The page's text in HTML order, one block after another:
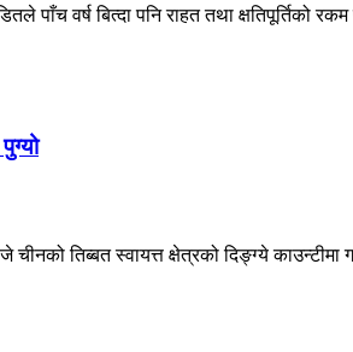
पाँच वर्ष बित्दा पनि राहत तथा
तिब्बत स्वायत्त क्षेत्रको दिङ्ग्ये काउन्टीमा